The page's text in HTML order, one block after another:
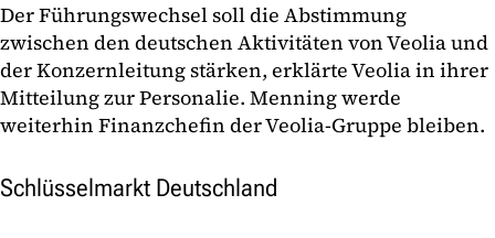
Der Führungswechsel soll die Abstimmung
zwischen den deutschen Aktivitäten von Veolia und
der Konzernleitung stärken, erklärte Veolia in ihrer
Mitteilung zur Personalie. Menning werde
weiterhin Finanzchefin der Veolia-Gruppe bleiben.
Schlüsselmarkt Deutschland